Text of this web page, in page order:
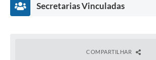
Secretarias Vinculadas
COMPARTILHAR